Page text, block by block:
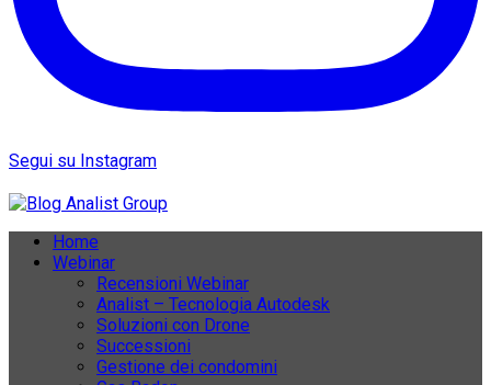
Segui su Instagram
Home
Webinar
Recensioni Webinar
Analist – Tecnologia Autodesk
Soluzioni con Drone
Successioni
Gestione dei condomini